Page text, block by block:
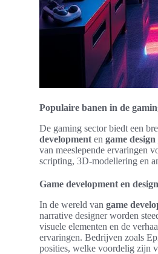
Populaire banen in de
De gaming sector biedt een
development en game
van meeslepende ervaringen
scripting, 3D-modellering en
Game development en
In de wereld van game
narrative designer worden
visuele elementen en de
ervaringen. Bedrijven zoals
posities, welke voordelig zijn